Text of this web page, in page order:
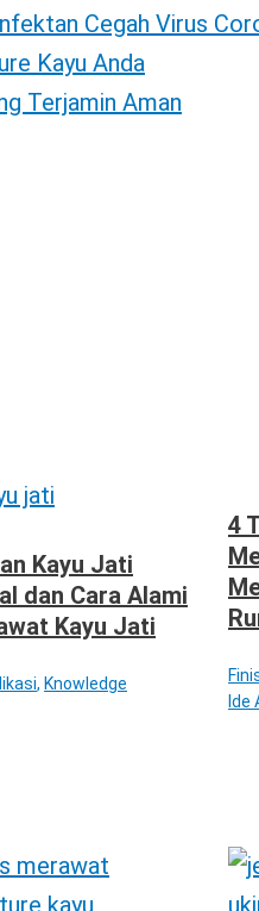
Cegah Virus
Kayu Anda
Terjamin Aman
Kayu Jati
dan Cara Alami
Kayu Jati
, Knowledge
4
Ide